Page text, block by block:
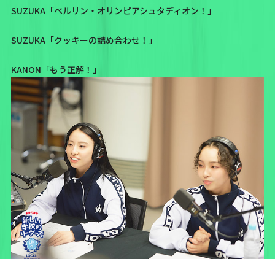
SUZUKA「ベルリン・オリンピアシュタディオン！」
SUZUKA「クッキーの詰め合わせ！」
KANON「もう正解！」